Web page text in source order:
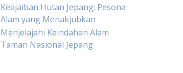
Keajaiban Hutan Jepang: Pesona
Alam yang Menakjubkan
Menjelajahi Keindahan Alam
Taman Nasional Jepang